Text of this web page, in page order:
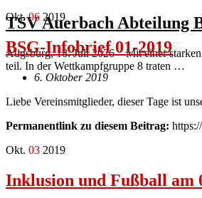
TSV Auerbach Abteilung
Augsburg, 18. Juli 2026 – Mit einer
teil. In der Wettkampfgruppe 8 traten …
Okt. 06 2019
BSG-Infobrief 01-2019
6. Oktober 2019
Liebe Vereinsmitglieder, dieser Tage ist
Permanentlink zu diesem Beitrag:
Okt. 03 2019
Inklusion und Fußball am